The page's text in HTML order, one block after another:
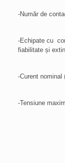
-Număr de
-Echipate cu
fiabilitate și
-Curent nominal
-Tensiune